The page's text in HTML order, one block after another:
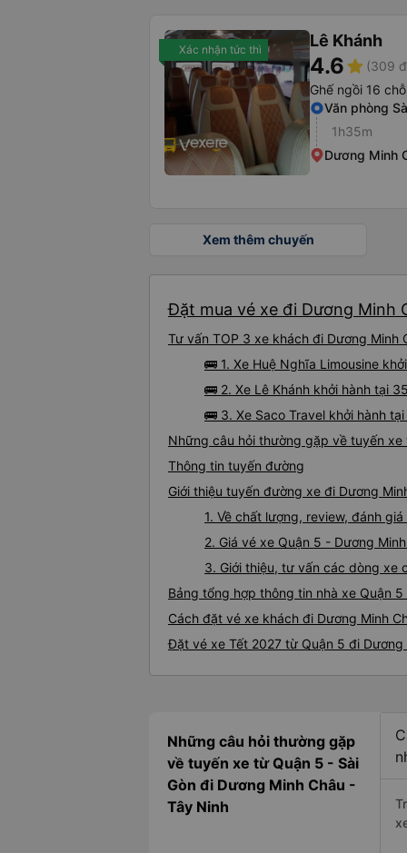
Xác nhận tức thì Lê Khánh
4.6star (309
Ghế ngồi 16 chỗ
Văn phòng
1h35m
Dương Minh
Xem thêm chuyến
Đặt mua vé xe đi Dương Minh
Tư vấn TOP 3 xe khách đi Dương
🚌 1. Xe Huệ Nghĩa Limousine
🚌 2. Xe Lê Khánh khởi hành tại
🚌 3. Xe Saco Travel khởi hành
Những câu hỏi thường gặp về tuyến xe
Thông tin tuyến đường
Giới thiệu tuyến đường xe đi Dương
1. Về chất lượng, review, đánh
2. Giá vé xe Quận 5 - Dương
3. Giới thiệu, tư vấn các dòng xe
Bảng tổng hợp thông tin nhà xe Quận
Cách đặt vé xe khách đi Dương Minh
Đặt vé xe Tết 2027 từ Quận 5 đi Dương
Những câu hỏi thường gặp
về tuyến xe từ Quận 5 - Sài
Gòn đi Dương Minh Châu -
Tây Ninh